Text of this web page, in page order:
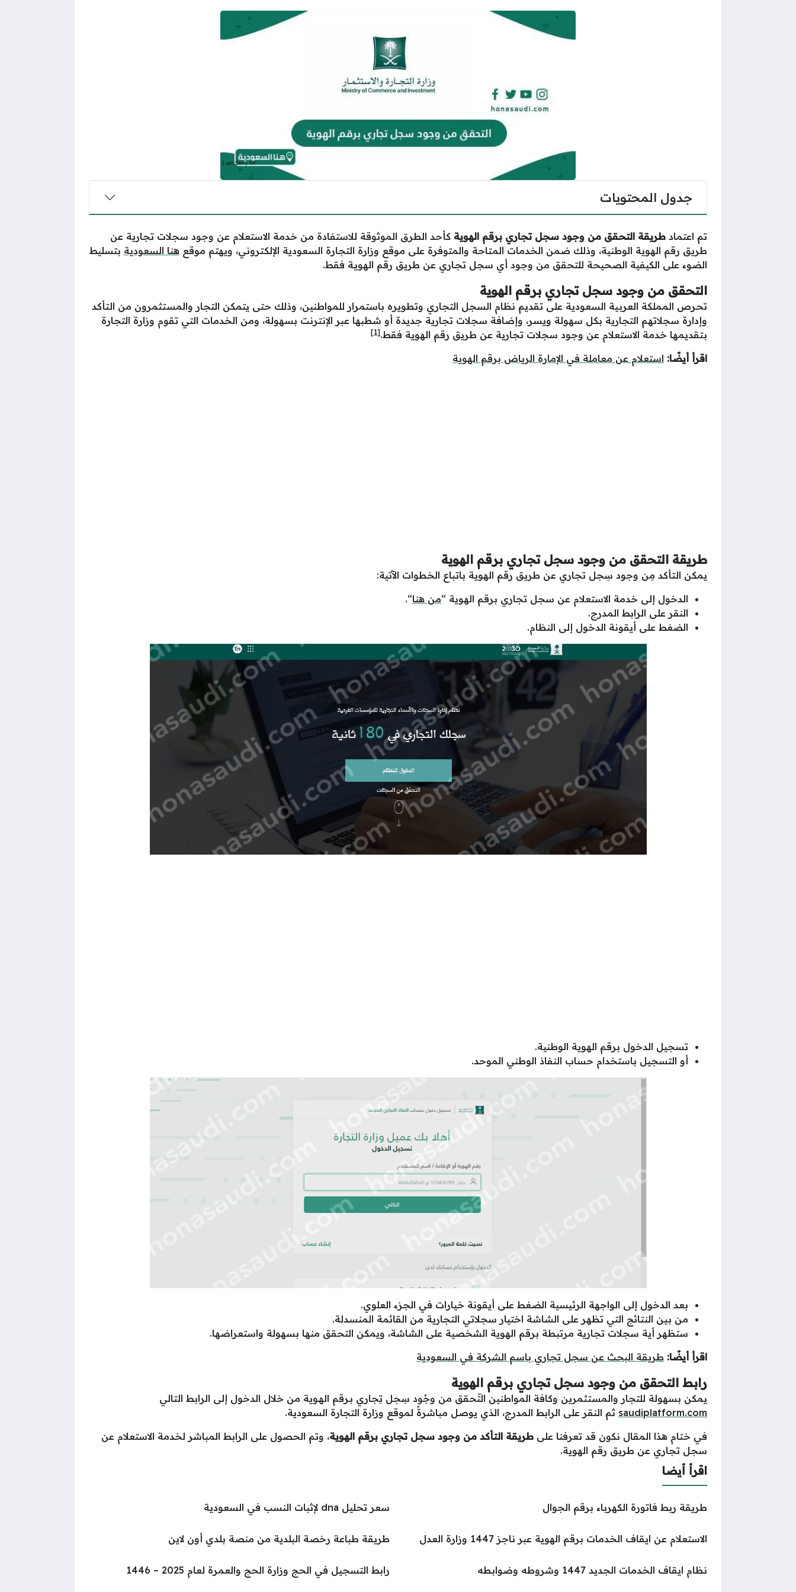
جدول المحتويات
تم اعتماد طريقة التحقق من وجود سجل تجاري برقم الهوية كأحد الطرق الموثوقة للاستفادة من خدمة الاستعلام عن وجود سجلات تجارية عن
طريق رقم الهوية الوطنية، وذلك ضمن الخدمات المتاحة والمتوفرة على موقع وزارة التجارة السعودية الإلكتروني، ويهتم موقع هنا السعودية بتسليط
الضوء على الكيفية الصحيحة للتحقق من وجود أي سجل تجـاري عن طريق رقم الهويـة فقط.
التحقق من وجود سجل تجاري برقم الهوية
تحرص المملكة العربية السعودية على تقديم نظام السجل التجاري وتطويره باستمرار للمواطنين، وذلك حتى يتمكن التجار والمستثمرون من التأكد
وإدارة سجلاتهم التجارية بكل سهولة ويسر، وإضافة سجلات تجارية جديدة أو شطبها عبر الإنترنت بسهولة، ومن الخدمات التي تقوم وزارة التجارة
بتقديمها خدمة الاستعلام عن وجود سجلات تجارية عن طريق رقم الهوية فقط.[1]
اقرأ أيضًا: استعلام عن معاملة في الإمارة الرياض برقم الهوية
طريقة التحقق من وجود سجل تجاري برقم الهوية
يمكن التأكد مِن وجود سِجل تجاري عن طريق رقم الهوية باتباع الخطوات الآتية:
الدخول إلى خدمة الاستعلام عن سجل تجاري برقم الهوية “من هنا“.
النقر على الرابط المدرج.
الضغط على أيقونة الدخول إلى النظام.
تسجيل الدخول برقم الهوية الوطنية.
أو التسجيل باستخدام حساب النفاذ الوطني الموحد.
بعد الدخول إلى الواجهة الرئيسية الضغط على أيقونة خيارات في الجزء العلوي.
من بين النتائج التي تظهر على الشاشة اختيار سجلاتي التجارية من القائمة المنسدلة.
ستظهر أية سجلات تجارية مرتبطة برقم الهوية الشخصية على الشاشة، ويمكن التحقق منها بسهولة واستعراضها.
اقرأ أيضًا: طريقة البحث عن سجل تجاري باسم الشركة في السعودية
رابط التحقق من وجود سجل تجاري برقم الهوية
يمكن بسهولة للتجار والمستثمرين وكافة المواطنين التّحقق من وجُود سِجل تِجاري بـرقم الهـوية من خلال الدخول إلى الرابط التالي
saudiplatform.com ثم النقر على الرابط المدرج، الذي يوصل مباشرةً لموقع وزارة التجارة السعودية.
في ختام هذا المقال نكون قد تعرفنا على طريقة التأكد من وجود سجل تجاري برقم الهوية، وتم الحصول على الرابط المباشر لخدمة الاستعلام عن
سجل تجاري عن طريق رقم الهوية.
اقرأ أيضا
طريقة ربط فاتورة الكهرباء برقم الجوال سعر تحليل dna لإثبات النسب في السعودية
الاستعلام عن ايقاف الخدمات برقم الهوية عبر ناجز 1447 وزارة العدل طريقة طباعة رخصة البلدية من منصة بلدي أون لاين
نظام ايقاف الخدمات الجديد 1447 وشروطه وضوابطه رابط التسجيل في الحج وزارة الحج والعمرة لعام 2025 – 1446